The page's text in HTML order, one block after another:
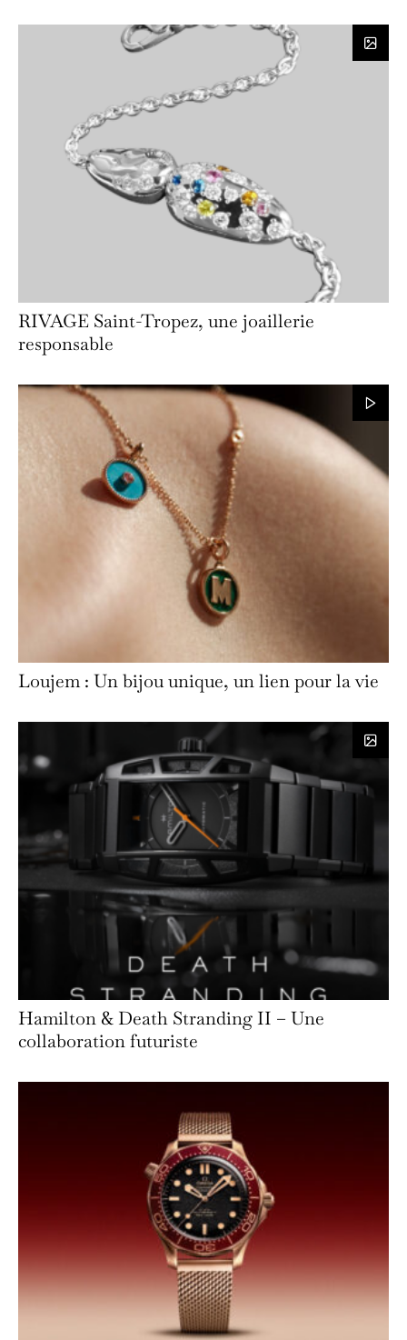
RIVAGE Saint-Tropez, une joaillerie
responsable
Loujem : Un bijou unique, un lien pour la vie
Hamilton & Death Stranding II – Une
collaboration futuriste